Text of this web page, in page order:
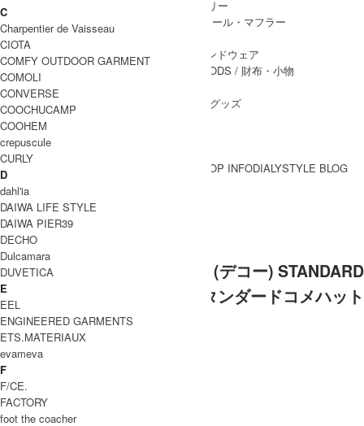
ACCESSARY
/ アクセサリー
/ ストール・マフラー
LEG WEAR
HAND WEAR
/ 手袋・ハンドウェア
WALLET&GENERAL GOODS / 財布・小物
/ その他グッズ
BRAND一覧
BRAND一覧
SHOP INFODIALYSTYLE BLOG
DECHO (デコー)
[THANK SOLD] DECHO (デコー) STANDARD
KOME HAT / スタンダードコメハット
C
Charpentier de Vaisseau
CIOTA
COMFY OUTDOOR GARMENT
COMOLI
CONVERSE
COOCHUCAMP
COOHEM
crepuscule
CURLY
D
dahl'ia
DAIWA LIFE STYLE
DAIWA PIER39
DECHO
Dulcamara
DUVETICA
E
EEL
ENGINEERED GARMENTS
ETS.MATERIAUX
evameva
F
F/CE.
FACTORY
foot the coacher